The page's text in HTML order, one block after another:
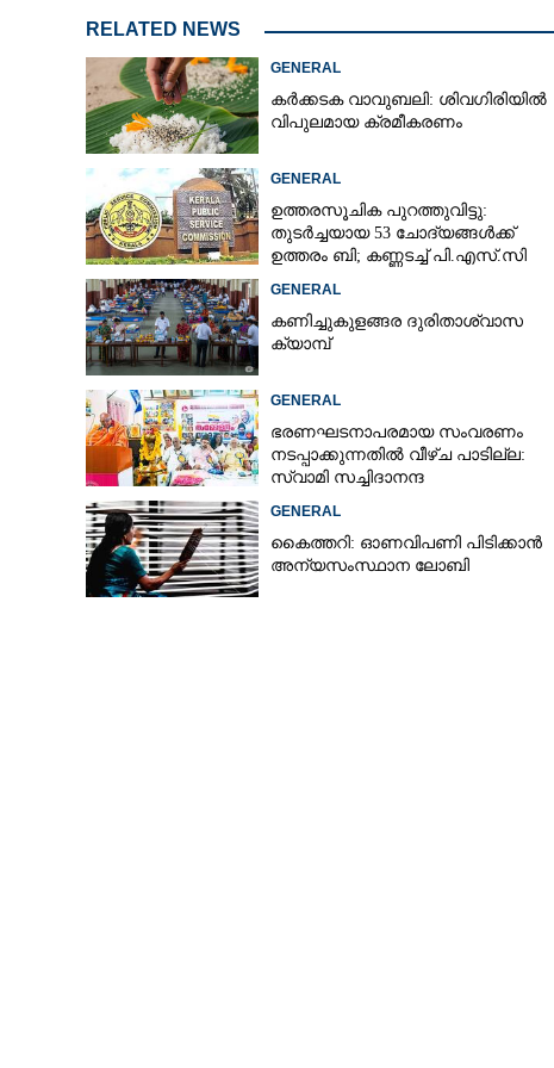
RELATED NEWS
GENERAL
കർക്കടക വാവുബലി: ശിവഗിരിയിൽ
വിപുലമായ ക്രമീകരണം
GENERAL
ഉത്തരസൂചിക പുറത്തുവിട്ടു:
തുടർച്ചയായ 53 ചോദ്യങ്ങൾക്ക്
ഉത്തരം ബി; കണ്ണടച്ച് പി.എസ്.സി
GENERAL
കണിച്ചുകുളങ്ങര ദുരിതാശ്വാസ
ക്യാമ്പ്
GENERAL
ഭരണഘടനാപരമായ സംവരണം
നടപ്പാക്കുന്നതിൽ വീഴ്ച പാടില്ല:
സ്വാമി സച്ചിദാനന്ദ
GENERAL
കൈത്തറി: ഓണവിപണി പിടിക്കാൻ
അന്യസംസ്ഥാന ലോബി